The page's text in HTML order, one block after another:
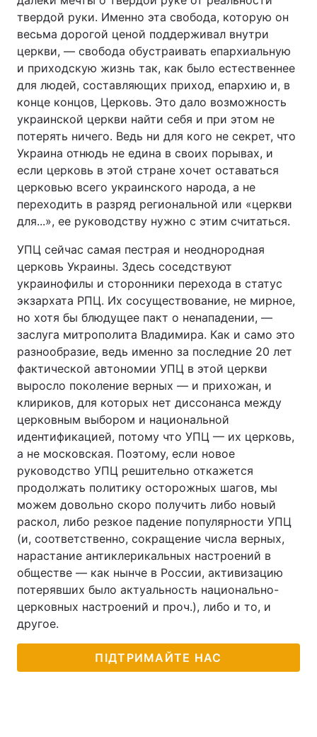
твердой руки. Именно эта свобода, которую он
весьма дорогой ценой поддерживал внутри
церкви, — свобода обустраивать епархиальную
и приходскую жизнь так, как было естественнее
для людей, составляющих приход, епархию и, в
конце концов, Церковь. Это дало возможность
украинской церкви найти себя и при этом не
потерять ничего. Ведь ни для кого не секрет, что
Украина отнюдь не едина в своих порывах, и
если церковь в этой стране хочет оставаться
церковью всего украинского народа, а не
переходить в разряд региональной или «церкви
для...», ее руководству нужно с этим считаться.
УПЦ сейчас самая пестрая и неоднородная
церковь Украины. Здесь соседствуют
украинофилы и сторонники перехода в статус
экзархата РПЦ. Их сосуществование, не мирное,
но хотя бы блюдущее пакт о ненападении, —
заслуга митрополита Владимира. Как и само это
разнообразие, ведь именно за последние 20 лет
фактической автономии УПЦ в этой церкви
выросло поколение верных — и прихожан, и
клириков, для которых нет диссонанса между
церковным выбором и национальной
идентификацией, потому что УПЦ — их церковь,
а не московская. Поэтому, если новое
руководство УПЦ решительно откажется
продолжать политику осторожных шагов, мы
можем довольно скоро получить либо новый
раскол, либо резкое падение популярности УПЦ
(и, соответственно, сокращение числа верных,
нарастание антиклерикальных настроений в
обществе — как нынче в России, активизацию
потерявших было актуальность национально-
церковных настроений и проч.), либо и то, и
другое.
ПІДТРИМАЙТЕ НАС